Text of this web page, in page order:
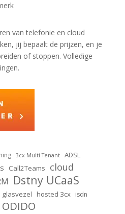
van telefonie en cloud
jij bepaalt de prijzen, en je
of stoppen. Volledige
3cx Multi Tenant ADSL
Call2Teams cloud
Dstny UCaaS
glasvezel hosted 3cx isdn
ODIDO